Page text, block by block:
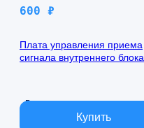
600 ₽
Плата управления приема
сигнала внутреннего блока
В наличии